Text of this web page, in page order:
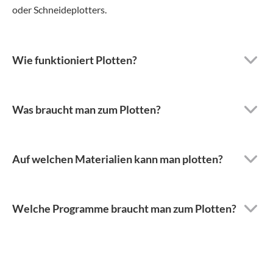
oder Schneideplotters.
Wie funktioniert Plotten?
Was braucht man zum Plotten?
Auf welchen Materialien kann man plotten?
Welche Programme braucht man zum Plotten?